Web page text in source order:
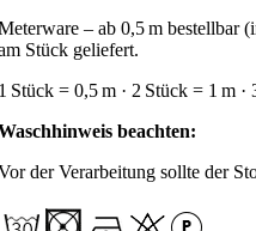
– ab 0,5 m bestellbar
Stück geliefert.
Stück = 0,5 m · 2 Stück = 1 m ·
beachten:
der Verarbeitung sollte der